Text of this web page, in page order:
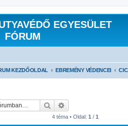
EGYESÜLET
FÓRUM
KEZDŐOLDAL EBREMÉNY VÉDENCEI
Keresés
4 téma • Oldal: 1 / 1